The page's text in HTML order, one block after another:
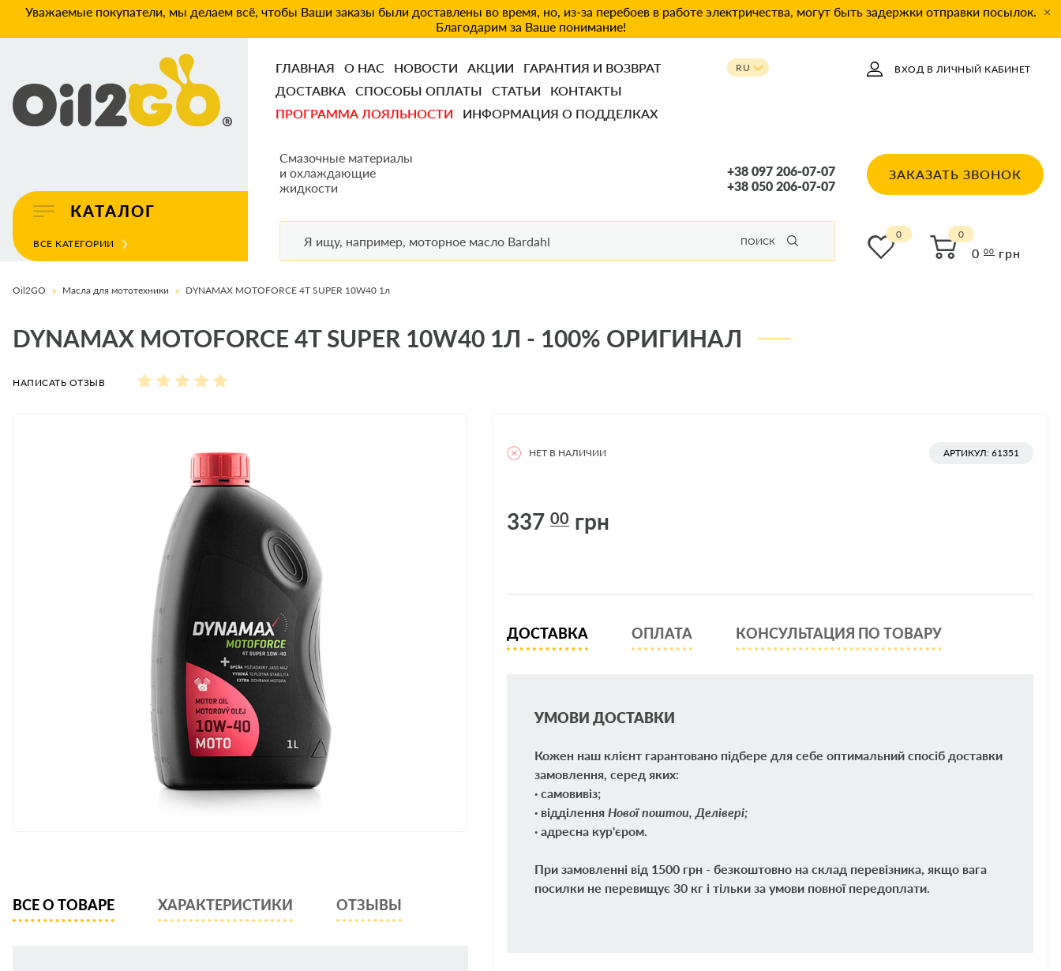
Уважаемые покупатели, мы делаем всё, чтобы Ваши заказы были доставлены во время, но, из-за перебоев в работе электричества, могут быть задержки отправки посылок.
Благодарим за Ваше понимание!
×
КАТАЛОГ
ВСЕ КАТЕГОРИИ
ГЛАВНАЯ О НАС НОВОСТИ АКЦИИ
ГАРАНТИЯ И ВОЗВРАТ
ДОСТАВКА
СПОСОБЫ ОПЛАТЫ СТАТЬИ
КОНТАКТЫ
ПРОГРАММА ЛОЯЛЬНОСТИ
ИНФОРМАЦИЯ О ПОДДЕЛКАХ
Смазочные материалы
и охлаждающие
жидкости
RU
+38 097 206-07-07
+38 050 206-07-07
ПОИСК
ВХОД В ЛИЧНЫЙ КАБИНЕТ
ЗАКАЗАТЬ ЗВОНОК
0
0 00 грн
Oil2GO Масла для мототехники DYNAMAX MOTOFORCE 4T SUPER 10W40 1л
DYNAMAX MOTOFORCE 4T SUPER 10W40 1Л - 100% ОРИГИНАЛ
НАПИСАТЬ ОТЗЫВ
ВСЕ О ТОВАРЕ ХАРАКТЕРИСТИКИ ОТЗЫВЫ
НЕТ В НАЛИЧИИ АРТИКУЛ: 61351
337 00 грн
ДОСТАВКА ОПЛАТА КОНСУЛЬТАЦИЯ ПО ТОВАРУ
УМОВИ ДОСТАВКИ
Кожен наш клієнт гарантовано підбере для себе оптимальний спосіб доставки
замовлення, серед яких:
· самовивіз;
· відділення Нової поштои, Делівері;
· адресна кур'єром.
При замовленні від 1500 грн - безкоштовно на склад перевізника, якщо вага
посилки не перевищує 30 кг і тільки за умови повної передоплати.